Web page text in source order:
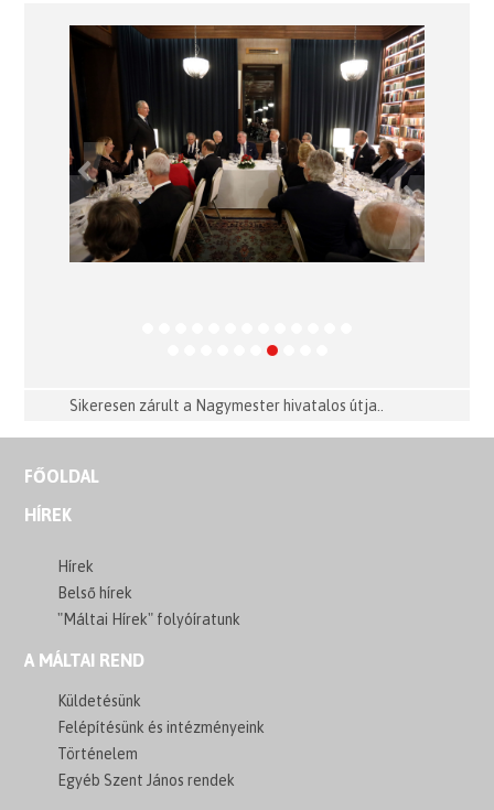
Previous Next
Sikeresen zárult a Nagymester hivatalos útja..
FŐOLDAL
HÍREK
Hírek
Belső hírek
"Máltai Hírek" folyóíratunk
A MÁLTAI REND
Küldetésünk
Felépítésünk és intézményeink
Történelem
Egyéb Szent János rendek